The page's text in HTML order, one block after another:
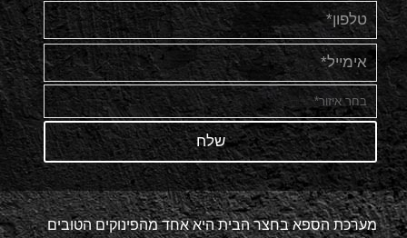
מערכת הספא בחצר הבית היא אחד מהפינוקים הטובים